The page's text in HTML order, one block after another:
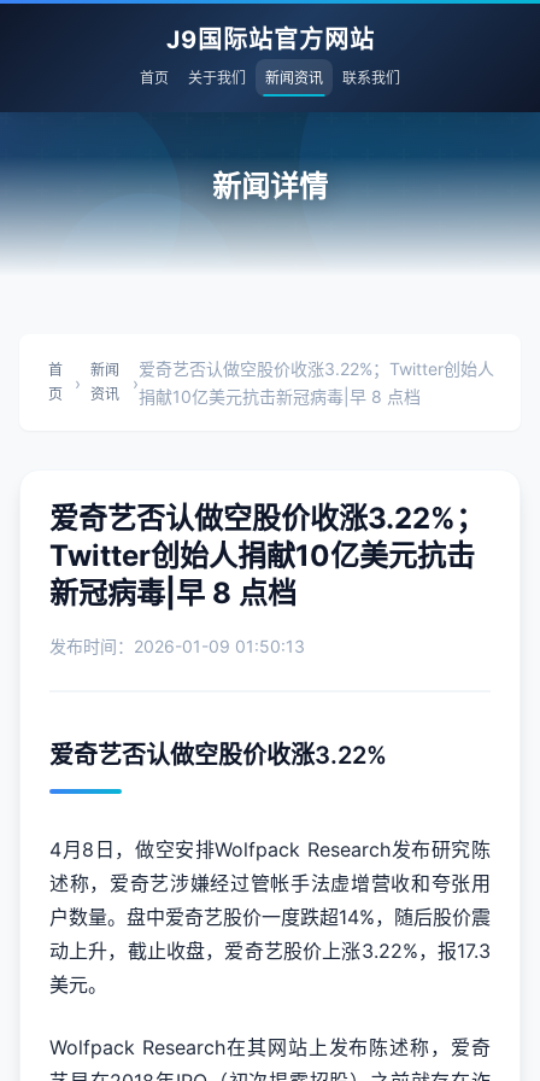
J9国际站官方网站
首页 关于我们 新闻资讯 联系我们
新闻详情
首
页
›
新闻
资讯
›
爱奇艺否认做空股价收涨3.22%；Twitter创始人
捐献10亿美元抗击新冠病毒|早 8 点档
爱奇艺否认做空股价收涨3.22%；
Twitter创始人捐献10亿美元抗击
新冠病毒|早 8 点档
发布时间：2026-01-09 01:50:13
爱奇艺否认做空股价收涨3.22%
4月8日，做空安排Wolfpack Research发布研究陈
述称， 爱奇艺涉嫌经过管帐手法虚增营收和夸张用
户数量。盘中爱奇艺股价一度跌超14%，随后股价震
动上升，截止收盘，爱奇艺股价上涨3.22%，报17.3
美元。
Wolfpack Research在其网站上发布陈述称，爱奇